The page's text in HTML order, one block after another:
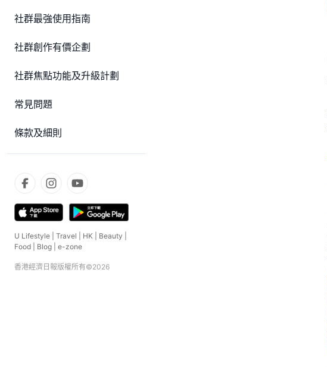
社群最強使用指南
社群創作有價企劃
社群焦點功能及升級計劃
常見問題
條款及細則
U Lifestyle Travel HK Beauty
Food
Blog e-zone
香港經濟日報版權所有©2026